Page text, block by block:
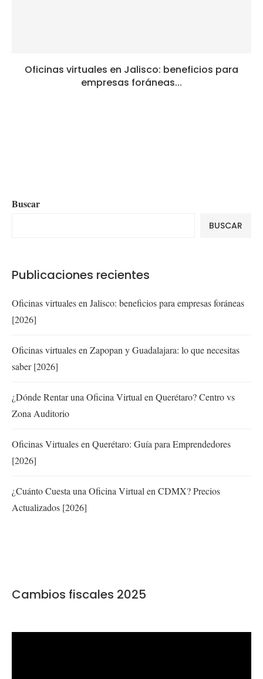
Oficinas virtuales en Jalisco: beneficios para
empresas foráneas...
Buscar
BUSCAR
Publicaciones recientes
Oficinas virtuales en Jalisco: beneficios para empresas foráneas
[2026]
Oficinas virtuales en Zapopan y Guadalajara: lo que necesitas
saber [2026]
¿Dónde Rentar una Oficina Virtual en Querétaro? Centro vs
Zona Auditorio
Oficinas Virtuales en Querétaro: Guía para Emprendedores
[2026]
¿Cuánto Cuesta una Oficina Virtual en CDMX? Precios
Actualizados [2026]
Cambios fiscales 2025